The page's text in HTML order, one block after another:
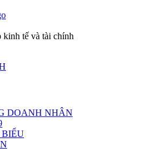
kinh tế và tài chính
DOANH NHÂN